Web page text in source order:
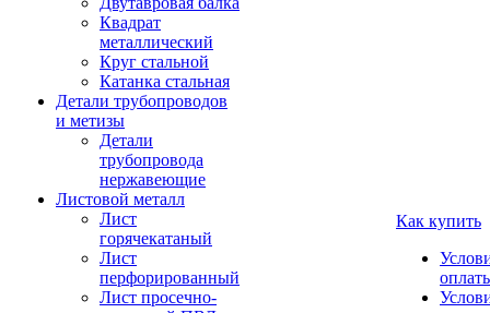
Квадрат
металлический
Круг стальной
Катанка стальная
Детали трубопроводов
и метизы
Детали
трубопровода
нержавеющие
Листовой металл
Лист
горячекатаный
Лист
перфорированный
Лист просечно-
Как купить